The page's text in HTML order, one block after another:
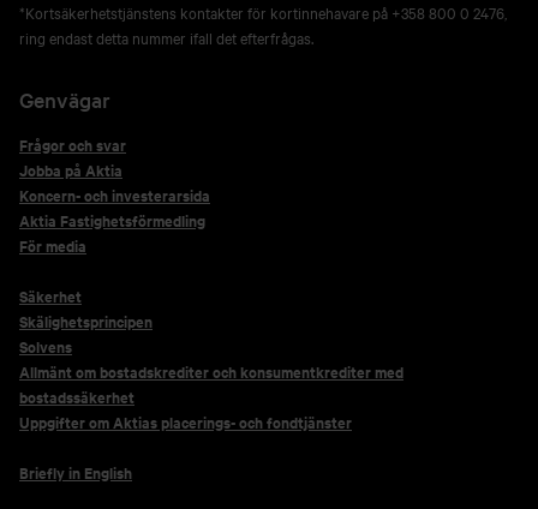
*Kortsäkerhetstjänstens kontakter för kortinnehavare på +358 800 0 2476,
ring endast detta nummer ifall det efterfrågas.
Genvägar
Frågor och svar
Jobba på Aktia
Koncern- och investerarsida
Aktia Fastighetsförmedling
För media
Säkerhet
Skälighetsprincipen
Solvens
Allmänt om bostadskrediter och konsumentkrediter med
bostadssäkerhet
Uppgifter om Aktias placerings- och fondtjänster
Briefly in English